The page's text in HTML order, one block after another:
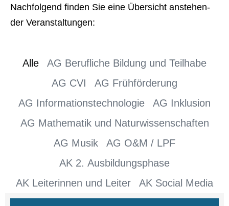
Nach­fol­gend fin­den Sie eine Über­sicht anste­hen­
der Ver­an­stal­tun­gen:
AG Berufliche Bildung und Teilhabe
AG CVI
AG Frühförderung
AG Informationstechnologie
AG Inklusion
AG Mathematik und Naturwissenschaften
AG Musik
AG O&M / LPF
AK 2. Ausbildungsphase
AK Leiterinnen und Leiter
AK Social Media
Alle